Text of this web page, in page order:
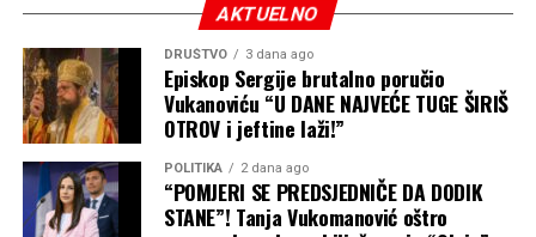
Sezonska prognoza, ipak, prikazuje samo preovlađujući
obrazac tokom nekoliko mjeseci. Blaža zima u prosjeku
ne isključuje pojedinačne snažne prodore hladnoće,
snježne oluje ili kraće periode izrazito zimskog vremena.
AKTUELNO
DRUŠTVO 3 dana ago
Episkop Sergije brutalno poručio
Vukanoviću “U DANE NAJVEĆE TUGE ŠIRIŠ
OTROV i jeftine laži!”
POLITIKA 2 dana ago
“POMJERI SE PREDSJEDNIČE DA DODIK
STANE”! Tanja Vukomanović oštro